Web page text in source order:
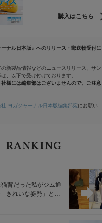
購入はこちら
ナル日本版』へのリリース・郵送物受付に
新製品情報などのニュースリリース、サン
、以下で受け付けております。
様には編集部はございませんので、ご注意
社:ヨガジャーナル日本版編集部宛にお願い
RANKING
背だった私がジム通
きれいな姿勢」と褒